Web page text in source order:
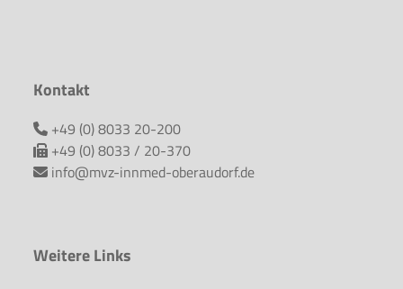
Kontakt
+49 (0) 8033 20-200
+49 (0) 8033 / 20-370
info@mvz-innmed-oberaudorf.de
Weitere Links